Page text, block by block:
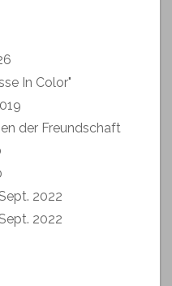
In Color"
der Freundschaft
2022
2022